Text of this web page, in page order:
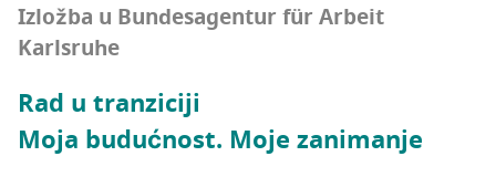
Izlož­ba u Bun­de­sa­gen­tur für Arbe­it
Karlsruhe
Rad u tranziciji
Moja buduć­nost. Moje zanimanje